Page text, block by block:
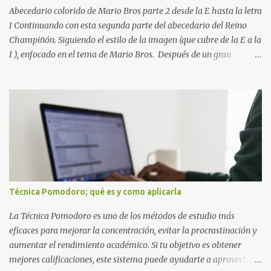
más importante que la cantidad de tiempo invertido. Cuando
detectas y corrige...
Abecedario colorido de Mario Bros parte 2 desde la E hasta la letra
I Continuando con esta segunda parte del abecedario del Reino
Champiñón. Siguiendo el estilo de la imagen (que cubre de la E a la
I ), enfocado en el tema de Mario Bros. Después de un gran
detalladamente en la siguiente imagen, donde hemos unificados
las 5 letras en una sola imagen. Letras individuales para descargar
Letra E color azul Letra F color rojo Letra G color Verde Letra H
Letra I Estas letras no solo destacan por sus colores vibrantes y su
diseño geométrico inspirado en el Reino Champiñón, sino que
también representan elementos clave de la saga: · E de Estrella :
El ítem que nos da la invencibilidad necesaria para atravesar
cualquier obstáculo. · ...
Técnica Pomodoro; qué es y como aplicarla
La Técnica Pomodoro es uno de los métodos de estudio más
eficaces para mejorar la concentración, evitar la procrastinación y
aumentar el rendimiento académico. Si tu objetivo es obtener
mejores calificaciones, este sistema puede ayudarte a aprovechar